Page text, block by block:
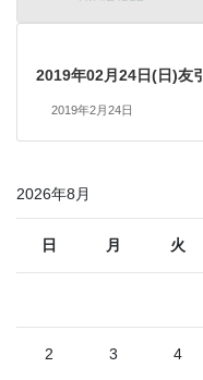
2019年02月24日(日)友引
2019年2月24日
2026年8月
日 月 火
2 3 4